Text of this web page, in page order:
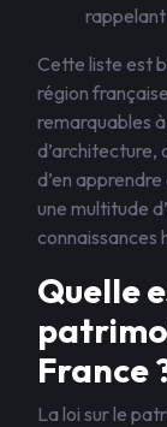
Cette liste est
région
remarquables
d’architecture,
d’en
une multitude
connaissances
Quelle
France
La loi sur le